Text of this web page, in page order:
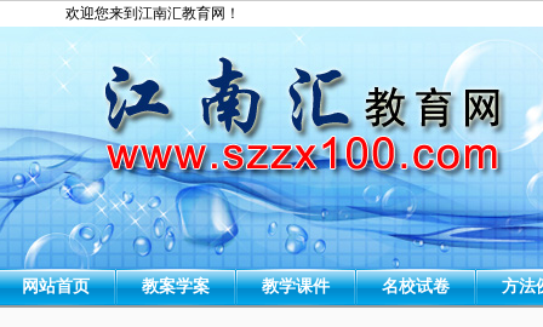
欢迎您来到江南汇教育网！
网站首页 教案学案 教学课件 名校试卷 方法